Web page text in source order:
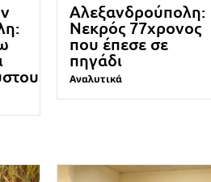
Αλεξανδρούπολη:
Νεκρός 77χρονος
που έπεσε σε
πηγάδι
Αναλυτικά